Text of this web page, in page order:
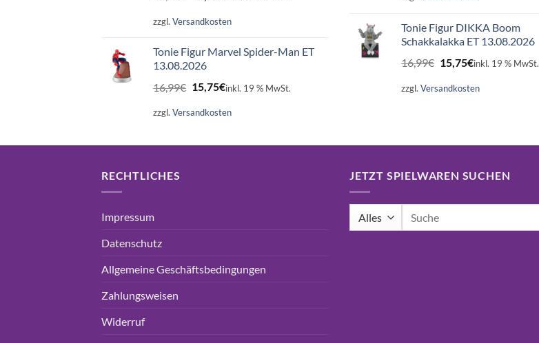
Preis
war:
ist:
zzgl. Versandkosten
Tonie Figur Marvel Spider-Man ET
13.08.2026
16,99€ Ursprünglicher
war:
15,75€Aktueller
ist:
inkl. 19 % MwSt.
zzgl. Versandkosten
Tonie Figur DIKKA Boom
Schakkalakka ET 13.08.2026
16,99€ Ursprünglicher
Preis
war:
15,75€Aktueller
ist:
inkl. 19 % MwSt.
zzgl. Versandkosten
RECHTLICHES
Impressum
Datenschutz
Allgemeine Geschäftsbedingungen
Zahlungsweisen
Widerruf
JETZT SPIELWAREN SUCHEN
Suchen
nach: